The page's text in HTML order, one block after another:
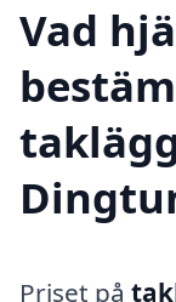
Vad
Priset på